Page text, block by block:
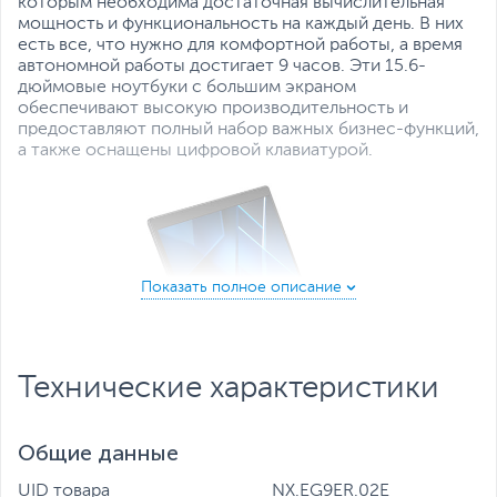
Все характеристики
мощность и функциональность на каждый день. В них
есть все, что нужно для комфортной работы, а время
автономной работы достигает 9 часов. Эти 15.6-
дюймовые ноутбуки с большим экраном
обеспечивают высокую производительность и
предоставляют полный набор важных бизнес-функций,
а также оснащены цифровой клавиатурой.
Невероятное быстродействие
Технические характеристики
Общие данные
UID товара NX.EG9ER.02E